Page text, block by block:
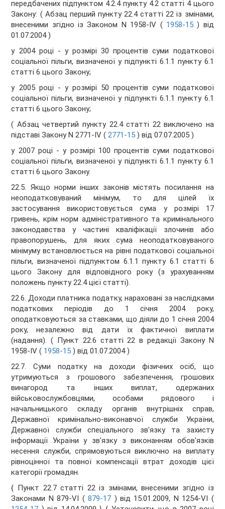
передбачених підпунктом 4.2.4 пункту 4.2 статті 4 цього
Закону: ( Абзац перший пункту 22.4 статті 22 із змінами,
внесеними згідно із Законом N 1958-IV ( 1958-15) від
01.07.2004 )
у 2004 році - у розмірі 30 процентів суми податкової
соціальної пільги, визначеної у підпункті 6.1.1 пункту 6.1
статті 6 цього Закону;
у 2005 році - у розмірі 50 процентів суми податкової
соціальної пільги, визначеної у підпункті 6.1.1 пункту 6.1
статті 6 цього Закону;
( Абзац четвертий пункту 22.4 статті 22 виключено на
підставі Закону N 2771-IV (2771-15 ) від 07.07.2005 )
у 2007 році - у розмірі 100 процентів суми податкової
соціальної пільги, визначеної у підпункті 6.1.1 пункту 6.1
статті 6 цього Закону.
22.5. Якщо норми інших законів містять посилання на
неоподатковуваний мінімум, то для цілей їх
застосування використовується сума у розмірі 17
гривень, крім норм адміністративного та кримінального
законодавства у частині кваліфікації злочинів або
правопорушень, для яких сума неоподатковуваного
мінімуму встановлюється на рівні податкової соціальної
пільги, визначеної підпунктом 6.1.1 пункту 6.1 статті 6
цього Закону для відповідного року (з урахуванням
положень пункту 22.4 цієї статті).
22.6. Доходи платника податку, нараховані за наслідками
податкових періодів до 1 січня 2004 року,
оподатковуються за ставками, що діяли до 1 січня 2004
року, незалежно від дати їх фактичної виплати
(надання). ( Пункт 22.6 статті 22 в редакції Закону N
1958-IV ( 1958-15 ) від 01.07.2004 )
22.7. Суми податку на доходи фізичних осіб, що
утримуються з грошового забезпечення, грошових
винагород та інших виплат, одержаних
військовослужбовцями, особами рядового і
начальницького складу органів внутрішніх справ,
Державної кримінально-виконавчої служби України,
Державної служби спеціального зв'язку та захисту
інформації України у зв'язку з виконанням обов'язків
несення служби, спрямовуються виключно на виплату
рівноцінної та повної компенсації втрат доходів цієї
категорії громадян.
{ Пункт 22.7 статті 22 із змінами, внесеними згідно із
Законами N 879-VI (879-17 ) від 15.01.2009, N 1254-VI (